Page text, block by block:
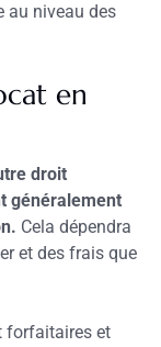
au niveau des
en
droit
généralement
Cela dépendra
et des frais que
forfaitaires et